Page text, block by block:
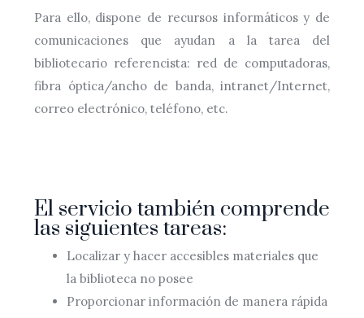
Para ello, dispone de recursos informáticos y de
comunicaciones que ayudan a la tarea del
bibliotecario referencista: red de computadoras,
fibra óptica/ancho de banda, intranet/Internet,
correo electrónico, teléfono, etc.
El servicio también comprende
las siguientes tareas:
Localizar y hacer accesibles materiales que
la biblioteca no posee
Proporcionar información de manera rápida